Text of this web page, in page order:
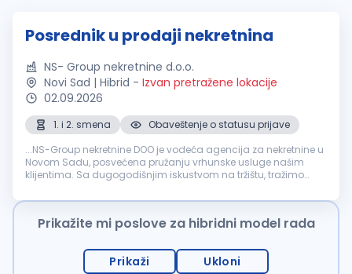
Posrednik u prodaji nekretnina
NS- Group nekretnine d.o.o.
Novi Sad | Hibrid - Izvan pretražene lokacije
02.09.2026
1. i 2. smena
Obaveštenje o statusu prijave
...NS-Group nekretnine DOO je vodeća agencija za nekretnine u
Novom Sadu, posvećena pružanju vrhunske usluge našim
klijentima. Sa dugogodišnjim iskustvom na tržištu, tražimo
kao posrednik...
Prikažite mi poslove za hibridni model rada
Prikaži Ukloni